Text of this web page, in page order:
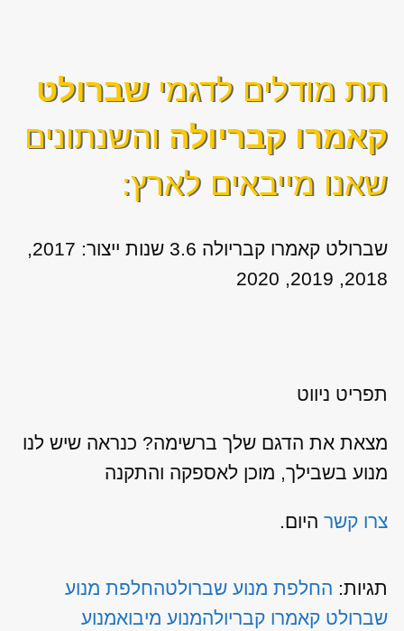
תת מודלים לדגמי שברולט
קאמרו קבריולה והשנתונים
שאנו מייבאים לארץ:
שברולט קאמרו קבריולה 3.6 שנות ייצור: 2017,
2018, 2019, 2020
תפריט ניווט
מצאת את הדגם שלך ברשימה? כנראה שיש לנו
מנוע בשבילך, מוכן לאספקה והתקנה
צרו קשרהיום.
תגיות: החלפת מנוע שברולטהחלפת מנוע
שברולט קאמרו קבריולהמנוע מיבואמנוע